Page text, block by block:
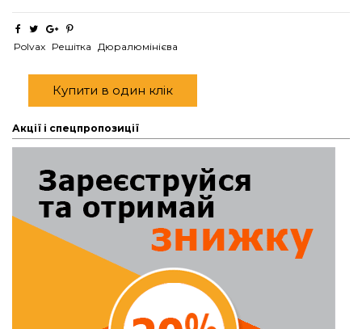
Polvax Решітка Дюралюмінієва
Купити в один клік
Акції і спецпропозиції